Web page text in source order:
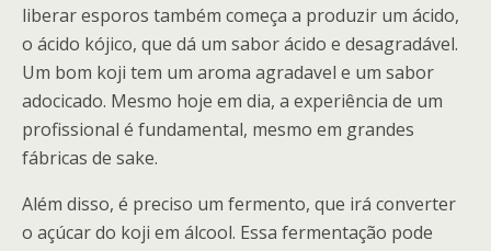
liberar esporos também começa a produzir um ácido,
o ácido kójico, que dá um sabor ácido e desagradável.
Um bom koji tem um aroma agradavel e um sabor
adocicado. Mesmo hoje em dia, a experiência de um
profissional é fundamental, mesmo em grandes
fábricas de sake.
Além disso, é preciso um fermento, que irá converter
o açúcar do koji em álcool. Essa fermentação pode